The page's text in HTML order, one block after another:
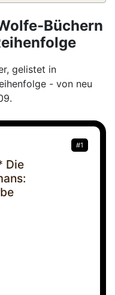
Büchern
gelistet in
- von neu
#1
Die